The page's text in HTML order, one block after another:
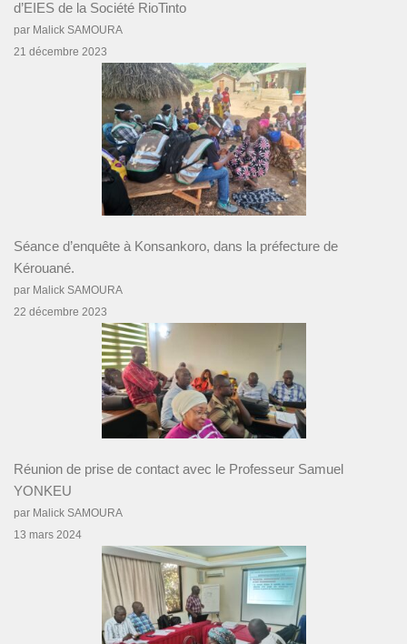
d’EIES de la Société RioTinto
par Malick SAMOURA
21 décembre 2023
Séance d’enquête à Konsankoro, dans la préfecture de
Kérouané.
par Malick SAMOURA
22 décembre 2023
Réunion de prise de contact avec le Professeur Samuel
YONKEU
par Malick SAMOURA
13 mars 2024